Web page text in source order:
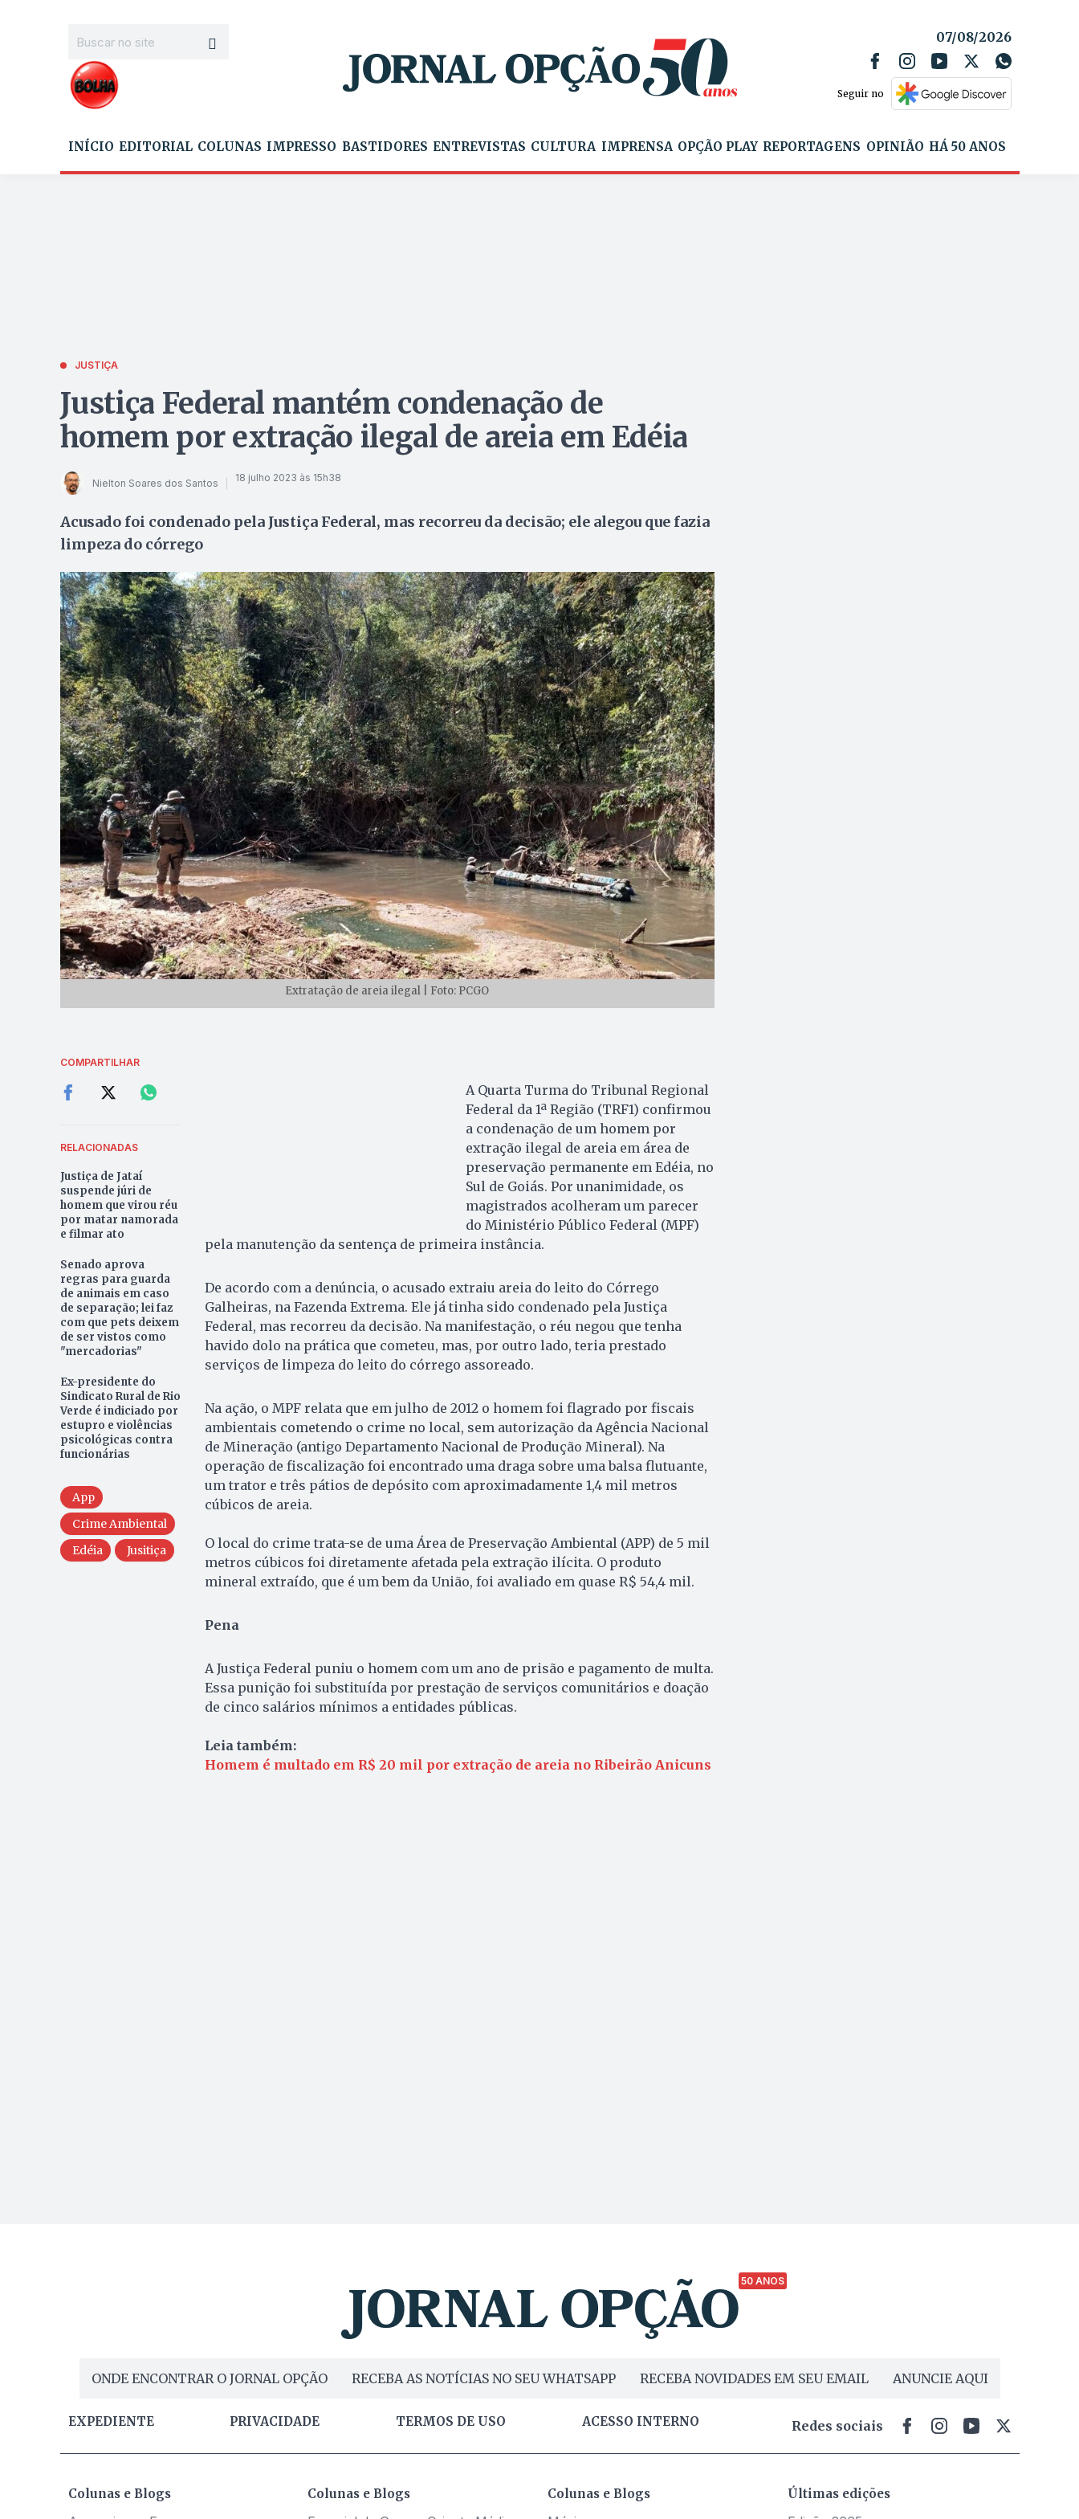
07/08/2026
Seguir no
INÍCIO EDITORIAL COLUNAS IMPRESSO BASTIDORES ENTREVISTAS CULTURA IMPRENSA OPÇÃO PLAY REPORTAGENS OPINIÃO HÁ 50 ANOS
JUSTIÇA
Justiça Federal mantém condenação de
homem por extração ilegal de areia em Edéia
Nielton Soares dos Santos 18 julho 2023 às 15h38
Acusado foi condenado pela Justiça Federal, mas recorreu da decisão; ele alegou que fazia
limpeza do córrego
Extratação de areia ilegal | Foto: PCGO
COMPARTILHAR
RELACIONADAS
Justiça de Jataí
suspende júri de
homem que virou réu
por matar namorada
e filmar ato
Senado aprova
regras para guarda
de animais em caso
de separação; lei faz
com que pets deixem
de ser vistos como
"mercadorias"
Ex-presidente do
Sindicato Rural de Rio
Verde é indiciado por
estupro e violências
psicológicas contra
funcionárias
App
Crime Ambiental
Edéia
Jusitiça
A Quarta Turma do Tribunal Regional
Federal da 1ª Região (TRF1) confirmou
a condenação de um homem por
extração ilegal de areia em área de
preservação permanente em Edéia, no
Sul de Goiás. Por unanimidade, os
magistrados acolheram um parecer
do Ministério Público Federal (MPF)
pela manutenção da sentença de primeira instância.
De acordo com a denúncia, o acusado extraiu areia do leito do Córrego
Galheiras, na Fazenda Extrema. Ele já tinha sido condenado pela Justiça
Federal, mas recorreu da decisão. Na manifestação, o réu negou que tenha
havido dolo na prática que cometeu, mas, por outro lado, teria prestado
serviços de limpeza do leito do córrego assoreado.
Na ação, o MPF relata que em julho de 2012 o homem foi flagrado por fiscais
ambientais cometendo o crime no local, sem autorização da Agência Nacional
de Mineração (antigo Departamento Nacional de Produção Mineral). Na
operação de fiscalização foi encontrado uma draga sobre uma balsa flutuante,
um trator e três pátios de depósito com aproximadamente 1,4 mil metros
cúbicos de areia.
O local do crime trata-se de uma Área de Preservação Ambiental (APP) de 5 mil
metros cúbicos foi diretamente afetada pela extração ilícita. O produto
mineral extraído, que é um bem da União, foi avaliado em quase R$ 54,4 mil.
Pena
A Justiça Federal puniu o homem com um ano de prisão e pagamento de multa.
Essa punição foi substituída por prestação de serviços comunitários e doação
de cinco salários mínimos a entidades públicas.
Leia também:
Homem é multado em R$ 20 mil por extração de areia no Ribeirão Anicuns
50 ANOS
ONDE ENCONTRAR O JORNAL OPÇÃO RECEBA AS NOTÍCIAS NO SEU WHATSAPP RECEBA NOVIDADES EM SEU EMAIL ANUNCIE AQUI
EXPEDIENTE PRIVACIDADE TERMOS DE USO ACESSO INTERNO Redes sociais
Colunas e Blogs Colunas e Blogs Colunas e Blogs Últimas edições